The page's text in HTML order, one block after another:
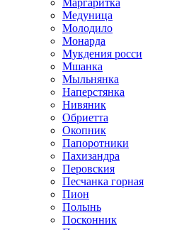
Маргаритка
Медуница
Молодило
Монарда
Мукдения росси
Мшанка
Мыльнянка
Наперстянка
Нивяник
Обриетта
Окопник
Папоротники
Пахизандра
Перовския
Песчанка горная
Пион
Полынь
Посконник